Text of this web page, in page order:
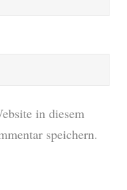
in diesem
speichern.